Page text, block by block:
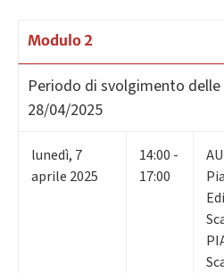
Modulo 2
Periodo di svolgimento delle
28/04/2025
lunedì, 7
aprile 2025
14:00 -
17:00